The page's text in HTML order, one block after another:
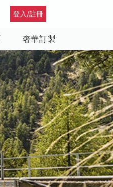
登入/註冊
奢華訂製